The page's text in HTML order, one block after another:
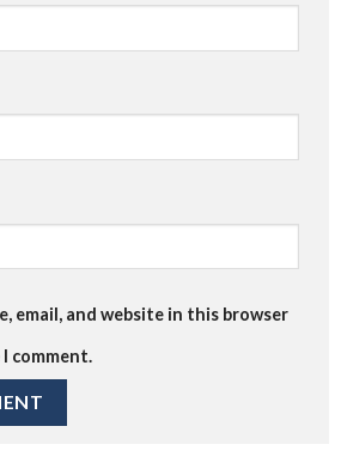
email, and website in this browser
comment.